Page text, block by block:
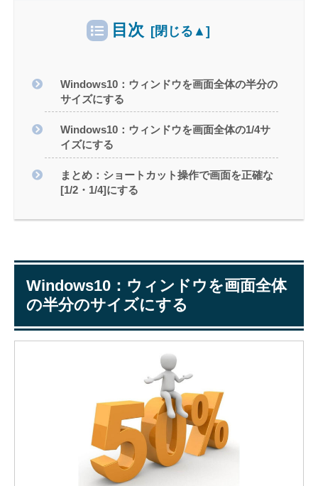
目次
Windows10：ウィンドウを画面全体の半分の
サイズにする
Windows10：ウィンドウを画面全体の1/4サ
イズにする
まとめ：ショートカット操作で画面を正確な
[1/2・1/4]にする
Windows10：ウィンドウを画面全体
の半分のサイズにする